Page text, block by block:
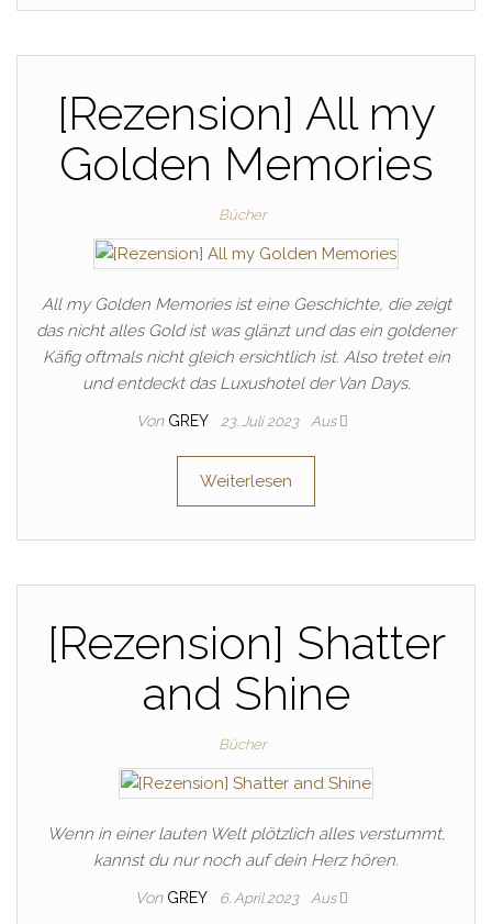
[Rezension] All my
Golden Memories
Bücher
All my Golden Memories ist eine Geschichte, die zeigt
das nicht alles Gold ist was glänzt und das ein goldener
Käfig oftmals nicht gleich ersichtlich ist. Also tretet ein
und entdeckt das Luxushotel der Van Days.
Von GREY 23. Juli 2023 Aus
Weiterlesen
[Rezension] Shatter
and Shine
Bücher
Wenn in einer lauten Welt plötzlich alles verstummt,
kannst du nur noch auf dein Herz hören.
Von GREY 6. April 2023 Aus